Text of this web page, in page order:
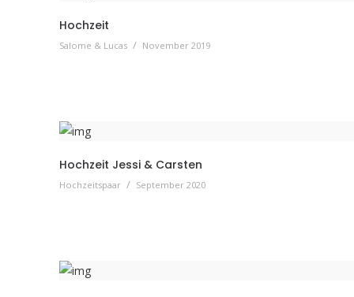
Hochzeit
Salome & Lucas / November 2019
Hochzeit Jessi & Carsten
Hochzeitspaar / September 2020